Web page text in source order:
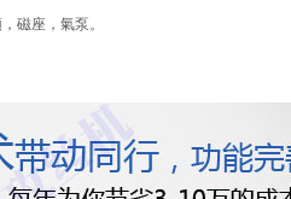
座，氣泵。